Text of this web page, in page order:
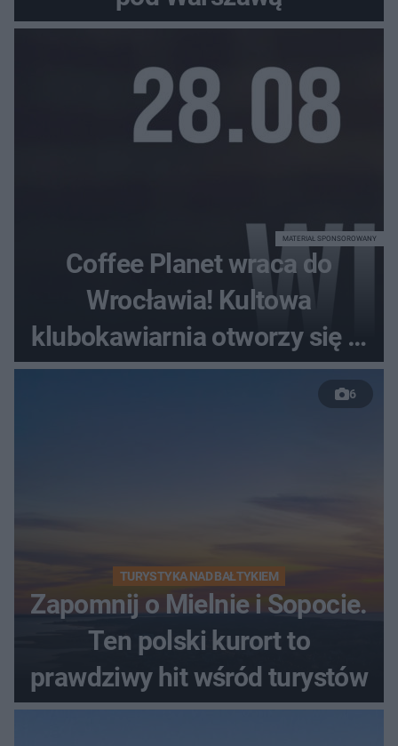
Coffee Planet wraca do
Wrocławia! Kultowa
klubokawiarnia otworzy się w
nowym miejscu
MATERIAŁ SPONSOROWANY
6
TURYSTYKA NAD BAŁTYKIEM
Zapomnij o Mielnie i Sopocie.
Ten polski kurort to
prawdziwy hit wśród turystów